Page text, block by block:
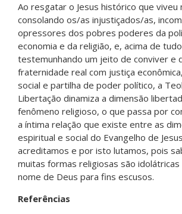
Ao resgatar o Jesus histórico que viveu
consolando os/as injustiçados/as,
opressores dos pobres poderes da
economia e da religião, e, acima de
testemunhando um jeito de conviver e
fraternidade real com justiça
social e partilha de poder político, a
Libertação dinamiza a dimensão
fenômeno religioso, o que passa por
a íntima relação que existe entre as
espiritual e social do Evangelho de
acreditamos e por isto lutamos, pois
muitas formas religiosas são idolátricas
nome de Deus para fins escusos.
Referências